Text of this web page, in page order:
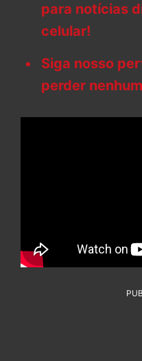
para notícias
celular!
Siga nosso
perder